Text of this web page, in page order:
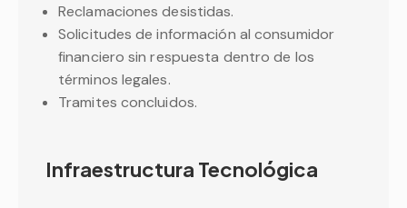
Reclamaciones desistidas.
Solicitudes de información al consumidor
financiero sin respuesta dentro de los
términos legales.
Tramites concluidos.
Infraestructura Tecnológica